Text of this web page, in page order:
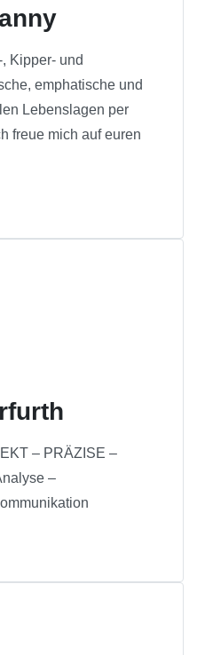
Kipper- und
emphatische und
Lebenslagen per
freue mich auf euren
– PRÄZISE –
–